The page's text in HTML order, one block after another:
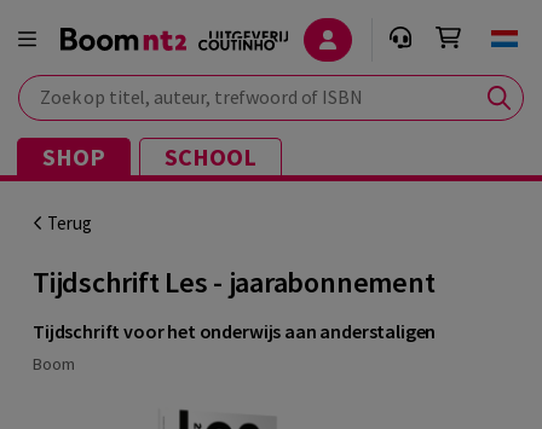
Zoek op titel, auteur, trefwoord of ISBN
SHOP SCHOOL
Terug
Tijdschrift Les - jaarabonnement
Tijdschrift voor het onderwijs aan anderstaligen
Boom